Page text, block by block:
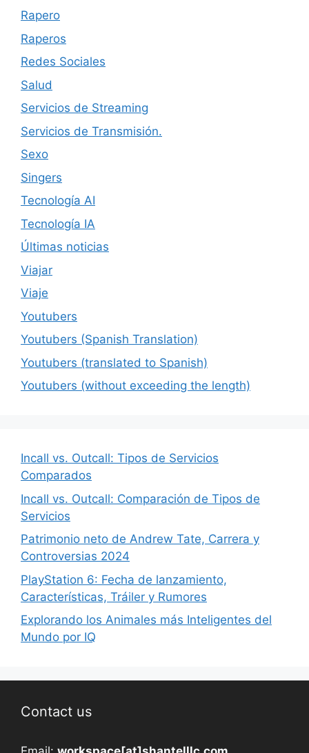
Rapero
Raperos
Redes Sociales
Salud
Servicios de Streaming
Servicios de Transmisión.
Sexo
Singers
Tecnología AI
Tecnología IA
Últimas noticias
Viajar
Viaje
Youtubers
Youtubers (Spanish Translation)
Youtubers (translated to Spanish)
Youtubers (without exceeding the length)
Incall vs. Outcall: Tipos de Servicios
Comparados
Incall vs. Outcall: Comparación de Tipos de
Servicios
Patrimonio neto de Andrew Tate, Carrera y
Controversias 2024
PlayStation 6: Fecha de lanzamiento,
Características, Tráiler y Rumores
Explorando los Animales más Inteligentes del
Mundo por IQ
Contact us